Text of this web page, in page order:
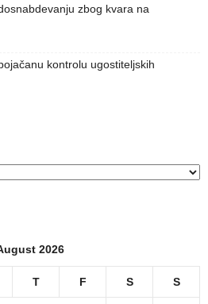
zbog kvara na
kontrolu ugostiteljskih
2026
T F S S